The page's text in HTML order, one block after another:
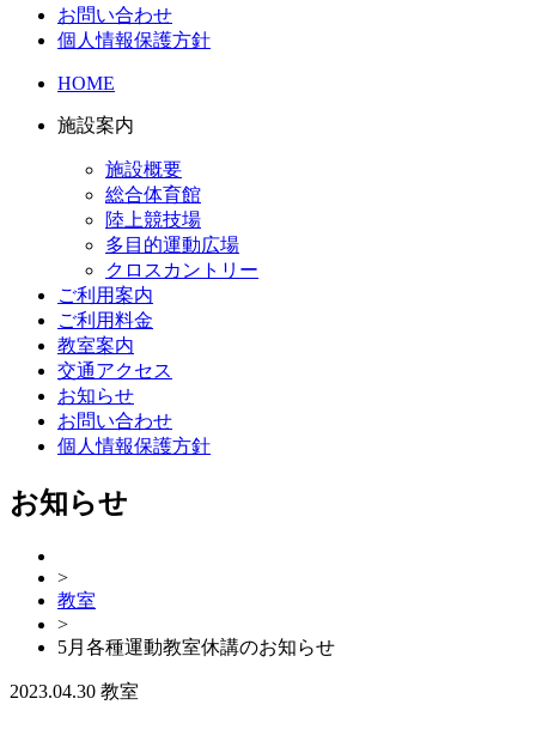
お問い合わせ
個人情報保護方針
HOME
施設案内
施設概要
総合体育館
陸上競技場
多目的運動広場
クロスカントリー
ご利用案内
ご利用料金
教室案内
交通アクセス
お知らせ
お問い合わせ
個人情報保護方針
お知らせ
>
教室
>
5月各種運動教室休講のお知らせ
2023.04.30 教室